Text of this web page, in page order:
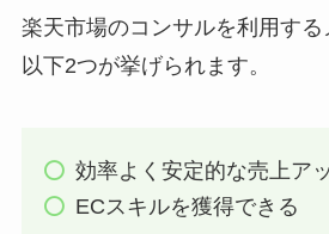
楽天市場のコンサルを利用する
以下2つが挙げられます。
効率よく安定的な売上ア
ECスキルを獲得できる